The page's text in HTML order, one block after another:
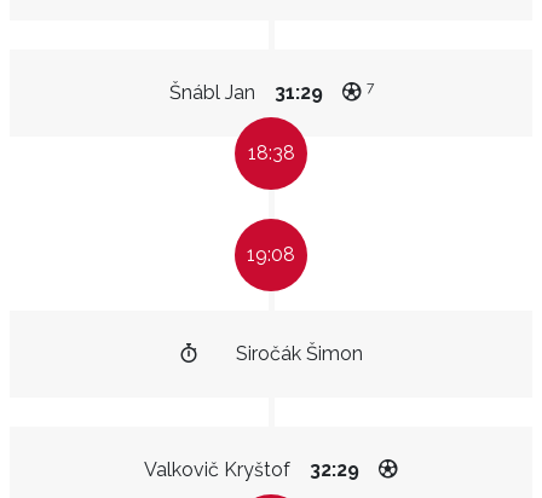
Šnábl Jan 31:29 7
18:38
19:08
Siročák Šimon
Valkovič Kryštof 32:29